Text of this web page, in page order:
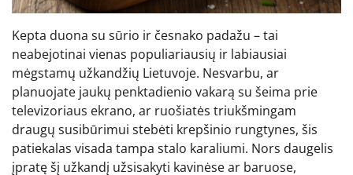
Kepta duona su sūrio ir česnako padažu – tai
neabejotinai vienas populiariausių ir labiausiai
mėgstamų užkandžių Lietuvoje. Nesvarbu, ar
planuojate jaukų penktadienio vakarą su šeima prie
televizoriaus ekrano, ar ruošiatės triukšmingam
draugų susibūrimui stebėti krepšinio rungtynes, šis
patiekalas visada tampa stalo karaliumi. Nors daugelis
įpratę šį užkandį užsisakyti kavinėse ar baruose,